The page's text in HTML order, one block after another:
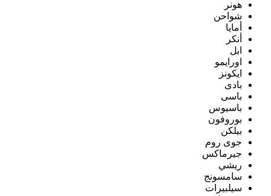
هونر
شواحن
أمايا
أنكر
ابل
اورايمو
ايكونز
بادى
باسى
باسيوس
بوروفون
بيلكن
جوى روم
جيرماكس
ريشي
سامسونج
سيلبيرات